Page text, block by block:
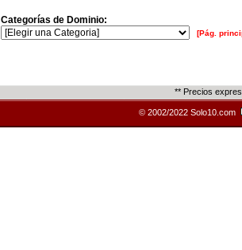
Categorías de Dominio:
[Pág.
** Precios
© 2002/2022 Solo10.com